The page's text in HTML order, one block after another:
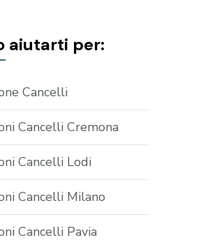
aiutarti per:
Cancelli
Cancelli Cremona
Cancelli Lodi
Cancelli Milano
Cancelli Pavia